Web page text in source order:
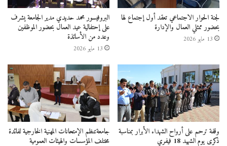
لجنة الحوار الاجتماعي تعقد أول إجتماع لها
بحضور ممثلي العمال والإدارة
13 مايو 2026
البروفيسور محمد حديدي مدير الجامعة يشرف
على إحتفالية عيد العمال بحضور الموظفين
وعدد من الأساتذة
13 مايو 2026
وقفة ترحم على أرواح الشهداء الأبرار بمناسبة
ذكرى يوم الشهيد 18 فيفري
جامعةتنظم الإمتحانات المهنية الخارجية لفائدة
مختلف المؤسسات والهيئات العمومية